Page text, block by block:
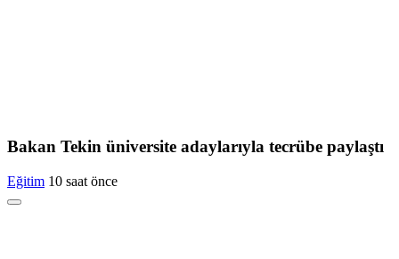
Bakan Tekin üniversite adaylarıyla tecrübe paylaştı
Eğitim 10 saat önce